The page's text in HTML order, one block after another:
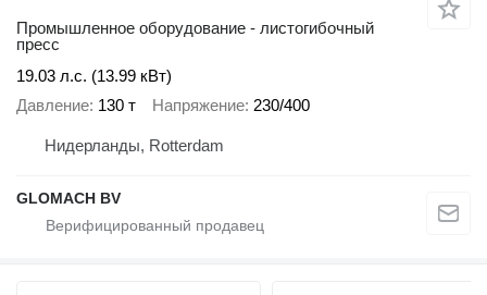
Промышленное оборудование - листогибочный
пресс
19.03 л.с. (13.99 кВт)
Давление 130 т Напряжение 230/400
Нидерланды, Rotterdam
GLOMACH BV